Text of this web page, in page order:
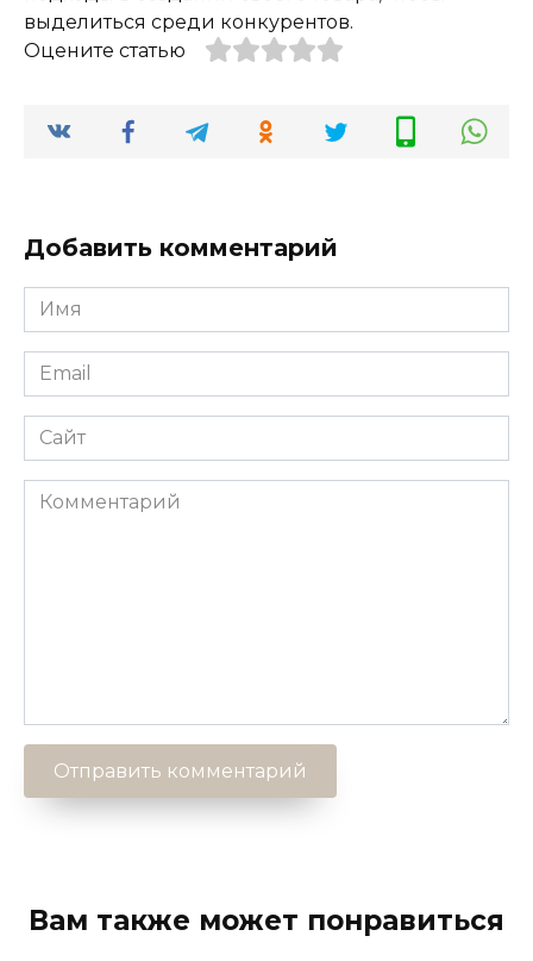
выделиться среди конкурентов.
Оцените статью
Добавить комментарий
Имя
*
Email
*
Сайт
Комментарий
Вам также может понравиться